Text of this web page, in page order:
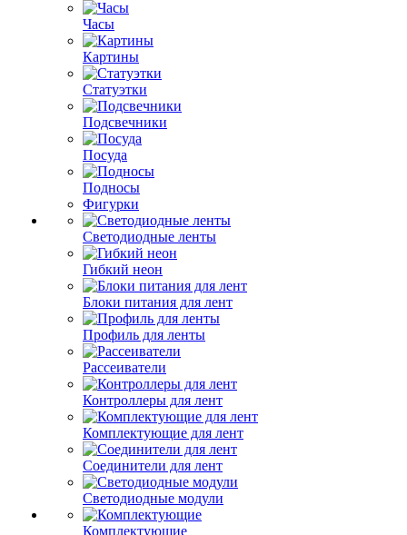
Часы
Картины
Статуэтки
Подсвечники
Посуда
Подносы
Фигурки
Светодиодные ленты
Гибкий неон
Блоки питания для лент
Профиль для ленты
Рассеиватели
Контроллеры для лент
Комплектующие для лент
Соединители для лент
Светодиодные модули
Комплектующие